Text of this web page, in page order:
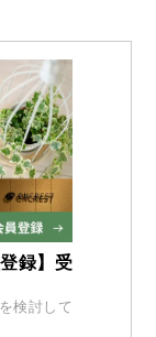
録】受
検討して